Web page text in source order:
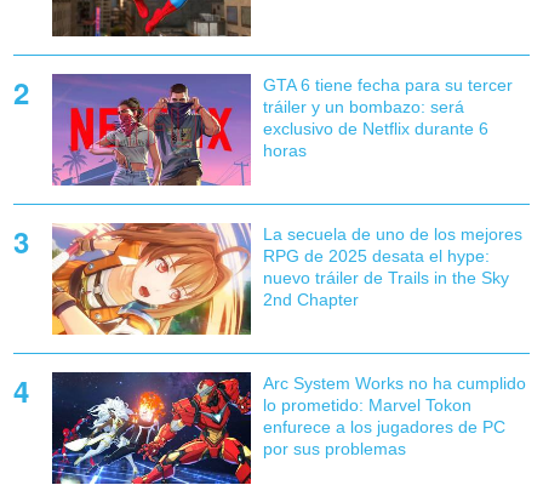
GTA 6 tiene fecha para su tercer
tráiler y un bombazo: será
exclusivo de Netflix durante 6
horas
La secuela de uno de los mejores
RPG de 2025 desata el hype:
nuevo tráiler de Trails in the Sky
2nd Chapter
Arc System Works no ha cumplido
lo prometido: Marvel Tokon
enfurece a los jugadores de PC
por sus problemas